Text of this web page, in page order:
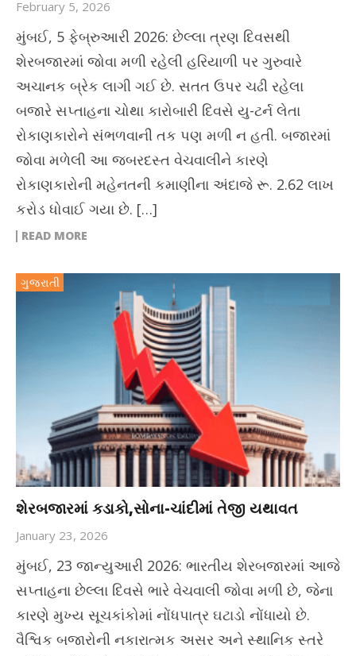
February 5, 2026
મુંબઈ, 5 ફેબ્રુઆરી 2026: છેલ્લા ત્રણ દિવસથી
શેરબજારમાં જોવા મળી રહેલી હરિયાળી પર ગુરુવારે
અચાનક બ્રેક લાગી ગઈ છે. સતત ઉપર ચઢી રહેલા
બજારે સપ્તાહના ચોથા કારોબારી દિવસે યુ-ટર્ન લેતા
રોકાણકારોને સંભળવાની તક પણ મળી ન હતી. બજારમાં
જોવા મળેલી આ જબરદસ્ત વેચવાલીને કારણે
રોકાણકારોની મહેનતની કમાણીના અંદાજે રૂ. 2.62 લાખ
કરોડ ધોવાઈ ગયા છે. […]
READ MORE
ગુજરાતી
શેરબજારમાં કડાકો,સોના-ચાંદીમાં તેજી યથાવત
January 23, 2026
મુંબઈ, 23 જાન્યુઆરી 2026: ભારતીય શેરબજારમાં આજે
સપ્તાહના છેલ્લા દિવસે ભારે વેચવાલી જોવા મળી છે, જેના
કારણે મુખ્ય સૂચકાંકોમાં નોંધપાત્ર ઘટાડો નોંધાયો છે.
વૈશ્વિક બજારોની નકારાત્મક અસર અને સ્થાનિક સ્તરે